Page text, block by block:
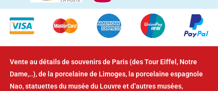
Vente au détails de souvenirs de Paris (des Tour Eiffel, Notre
Dame,..), de la porcelaine de Limoges, la porcelaine espagnole
Nao, statuettes du musée du Louvre et d’autres musées,